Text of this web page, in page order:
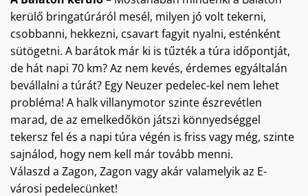
kerülő bringatúráról mesél, milyen jó volt tekerni,
csobbanni, hekkezni, csavart fagyit nyalni, esténként
sütögetni. A barátok már ki is tűzték a túra időpontját,
de hát napi 70 km? Az nem kevés, érdemes egyáltalán
bevállalni a túrát? Egy Neuzer pedelec-kel nem lehet
probléma! A halk villanymotor szinte észrevétlen
marad, de az emelkedőkön játszi könnyedséggel
tekersz fel és a napi túra végén is friss vagy még, szinte
sajnálod, hogy nem kell már tovább menni.
Válaszd a Zagon, Zagon vagy akár valamelyik az E-
városi pedelecünket!